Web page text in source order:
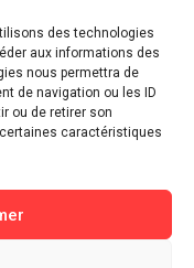
des technologies
aux informations des
nous permettra de
de navigation ou les ID
ou de retirer son
caractéristiques
ajouts et des
!